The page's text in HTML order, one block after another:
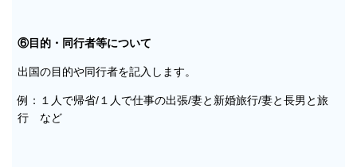
⑥目的・同行者等について
出国の目的や同行者を記入します。
例：１人で帰省/１人で仕事の出張/妻と新婚旅行/妻と長男と旅
行 など